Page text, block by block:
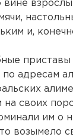
вине
и,
адресам
на своих
им о
возымело